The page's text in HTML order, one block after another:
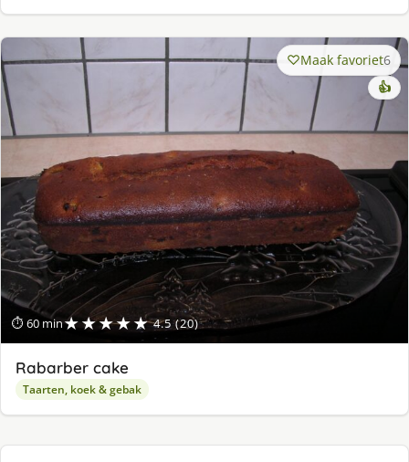
⏱ 60 min★★★★★ 4.5 (20)
Maak favoriet6
👍
Rabarber cake
Taarten, koek & gebak